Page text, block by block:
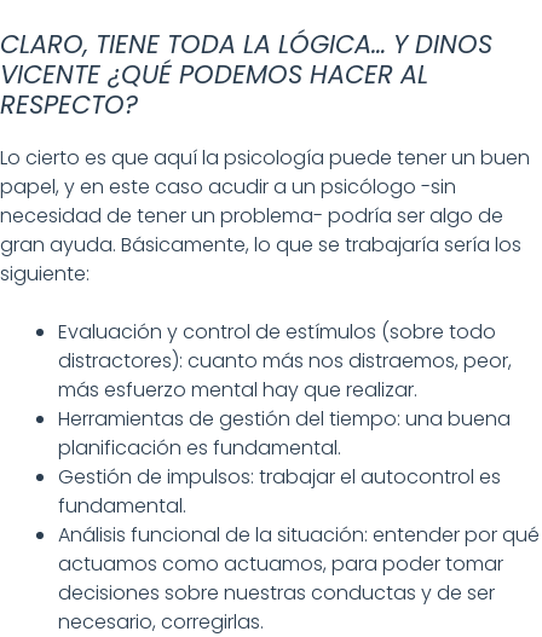
CLARO, TIENE TODA LA LÓGICA… Y DINOS
VICENTE ¿QUÉ PODEMOS HACER AL
RESPECTO?
Lo cierto es que aquí la psicología puede tener un buen
papel, y en este caso acudir a un psicólogo -sin
necesidad de tener un problema- podría ser algo de
gran ayuda. Básicamente, lo que se trabajaría sería los
siguiente:
Evaluación y control de estímulos (sobre todo
distractores): cuanto más nos distraemos, peor,
más esfuerzo mental hay que realizar.
Herramientas de gestión del tiempo: una buena
planificación es fundamental.
Gestión de impulsos: trabajar el autocontrol es
fundamental.
Análisis funcional de la situación: entender por qué
actuamos como actuamos, para poder tomar
decisiones sobre nuestras conductas y de ser
necesario, corregirlas.